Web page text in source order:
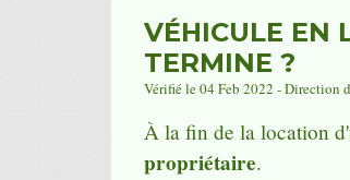
VÉHICULE EN
TERMINE ?
Vérifié le 04 Feb 2022 - Direction
À la fin de la location
propriétaire.